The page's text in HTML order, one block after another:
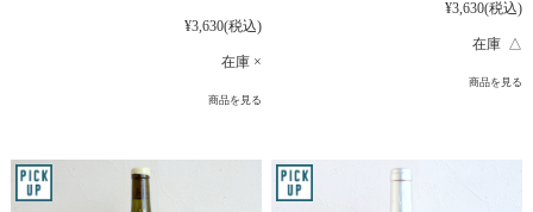
¥3,630(税込)
在庫 ×
商品を見る
¥3,630(税込)
在庫 △
商品を見る